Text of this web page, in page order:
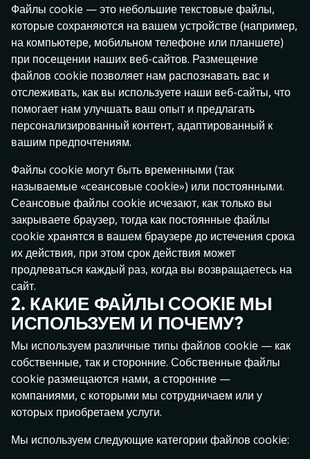
Gemix Wanted Dead or a WildEsqueleto
Knights & Dragons
72 891 €
Rise of Olympus Troll Hunters 2
Reactoonz 3 Lucky Rainbows
Файлы cookie — это небольшие текстовые файлы,
которые сохраняются на вашем устройстве (например,
на компьютере, мобильном телефоне или планшете)
при посещении наших веб-сайтов. Размещение
файлов cookie позволяет нам распознавать вас и
отслеживать, как вы используете наши веб-сайты, что
помогает нам улучшать ваш опыт и предлагать
персонализированный контент, адаптированный к
вашим предпочтениям.
Файлы cookie могут быть временными (так
называемые «сеансовые cookie») или постоянными.
Сеансовые файлы cookie исчезают, как только вы
закрываете браузер, тогда как постоянные файлы
cookie хранятся в вашем браузере до истечения срока
их действия, при этом срок действия может
продлеваться каждый раз, когда вы возвращаетесь на
сайт.
2. КАКИЕ ФАЙЛЫ COOKIE МЫ
ИСПОЛЬЗУЕМ И ПОЧЕМУ?
Мы используем различные типы файлов cookie — как
собственные, так и сторонние. Собственные файлы
cookie размещаются нами, а сторонние —
компаниями, с которыми мы сотрудничаем или у
которых приобретаем услуги.
Мы используем следующие категории файлов cookie: